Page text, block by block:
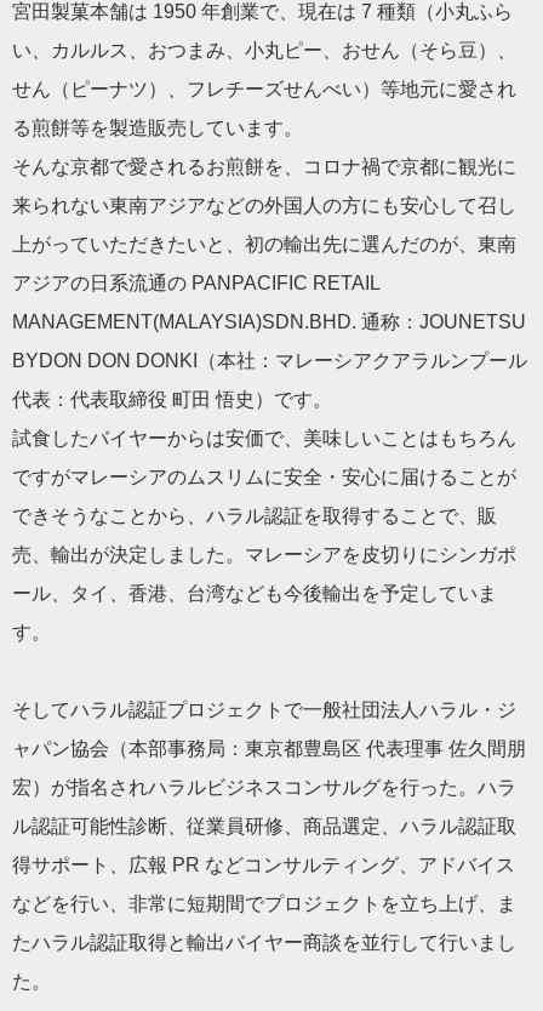
宮田製菓本舗は 1950 年創業で、現在は 7 種類（小丸ふら
い、カルルス、おつまみ、小丸ピー、おせん（そら豆）、
せん（ピーナツ）、フレチーズせんべい）等地元に愛され
る煎餅等を製造販売しています。
そんな京都で愛されるお煎餅を、コロナ禍で京都に観光に
来られない東南アジアなどの外国人の方にも安心して召し
上がっていただきたいと、初の輸出先に選んだのが、東南
アジアの日系流通の PANPACIFIC RETAIL
MANAGEMENT(MALAYSIA)SDN.BHD. 通称：JOUNETSU
BYDON DON DONKI（本社：マレーシアクアラルンプール
代表：代表取締役 町田 悟史）です。
試食したバイヤーからは安価で、美味しいことはもちろん
ですがマレーシアのムスリムに安全・安心に届けることが
できそうなことから、ハラル認証を取得することで、販
売、輸出が決定しました。マレーシアを皮切りにシンガポ
ール、タイ、香港、台湾なども今後輸出を予定していま
す。
そしてハラル認証プロジェクトで一般社団法人ハラル・ジ
ャパン協会（本部事務局：東京都豊島区 代表理事 佐久間朋
宏）が指名されハラルビジネスコンサルグを行った。ハラ
ル認証可能性診断、従業員研修、商品選定、ハラル認証取
得サポート、広報 PR などコンサルティング、アドバイス
などを行い、非常に短期間でプロジェクトを立ち上げ、ま
たハラル認証取得と輸出バイヤー商談を並行して行いまし
た。